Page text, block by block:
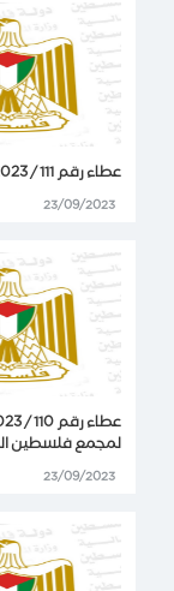
عطاء رقم 111 / 2023 توريد مواد سباكة لصالح وزارة الصحة
23/09/2023
لمجمع فلسطين
23/09/2023